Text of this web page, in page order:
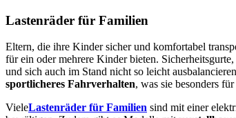
Lastenräder für Familien
Eltern, die ihre Kinder sicher und komfortabel
für ein oder mehrere Kinder bieten.
und sich auch im Stand nicht so leicht
sportlicheres Fahrverhalten, was sie besonders
VieleLastenräder für Familien sind mit einer